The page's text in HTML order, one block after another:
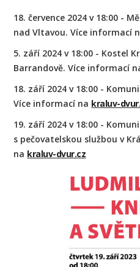
18. července 2024 v 18:00 -
nad Vltavou. Více informací
5. září 2024 v 18:00 - Kostel
Barrandově. Více informací
18. září 2024 v 18:00 -
Více informací na kraluv-
19. září 2024 v 18:00 -
s pečovatelskou službou v
na kraluv-dvur.cz